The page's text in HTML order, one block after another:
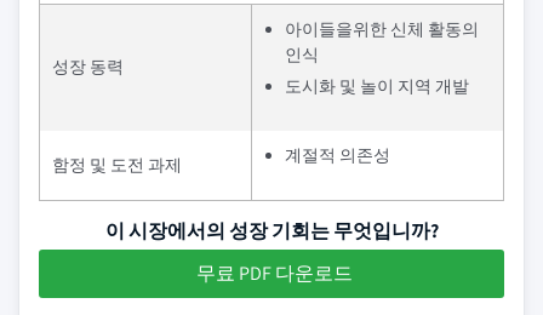
성장 동력
아이들을위한 신체 활동의
인식
도시화 및 놀이 지역 개발
함정 및 도전 과제 계절적 의존성
이 시장에서의 성장 기회는 무엇입니까?
무료 PDF 다운로드